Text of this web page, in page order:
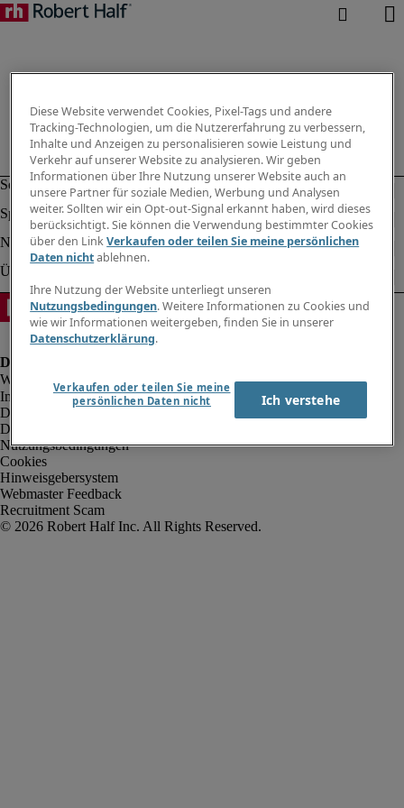
Impressum
Datenschutz
Datenschutz Arbeitnehmer/Zeitarbeitskräfte
Nutzungsbedingungen
Cookies
Hinweisgebersystem
Webmaster Feedback
Recruitment Scam
Diese Website verwendet Cookies, Pixel-Tags und andere
Tracking-Technologien, um die Nutzererfahrung zu verbessern,
Inhalte und Anzeigen zu personalisieren sowie Leistung und
Verkehr auf unserer Website zu analysieren. Wir geben
Informationen über Ihre Nutzung unserer Website auch an
unsere Partner für soziale Medien, Werbung und Analysen
weiter. Sollten wir ein Opt-out-Signal erkannt haben, wird dieses
berücksichtigt. Sie können die Verwendung bestimmter Cookies
über den LinkVerkaufen oder teilen Sie meine persönlichen
Daten nichtablehnen.
Ihre Nutzung der Website unterliegt unseren
Nutzungsbedingungen. Weitere Informationen zu Cookies und
wie wir Informationen weitergeben, finden Sie in unserer
Datenschutzerklärung.
Verkaufen oder teilen Sie meine
persönlichen Daten nicht
Ich verstehe